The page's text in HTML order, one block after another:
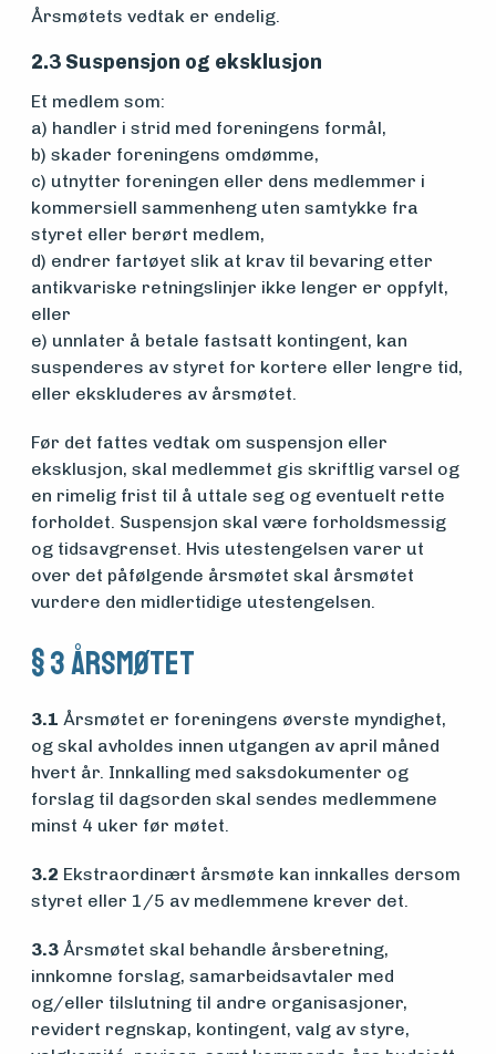
Arrangementer
Årsmøtets vedtak er endelig.
2.3 Suspensjon og eksklusjon
Et medlem som:
a) handler i strid med foreningens formål,
b) skader foreningens omdømme,
c) utnytter foreningen eller dens medlemmer i
kommersiell sammenheng uten samtykke fra
styret eller berørt medlem,
d) endrer fartøyet slik at krav til bevaring etter
antikvariske retningslinjer ikke lenger er oppfylt,
eller
e) unnlater å betale fastsatt kontingent, kan
suspenderes av styret for kortere eller lengre tid,
eller ekskluderes av årsmøtet.
Før det fattes vedtak om suspensjon eller
eksklusjon, skal medlemmet gis skriftlig varsel og
en rimelig frist til å uttale seg og eventuelt rette
forholdet. Suspensjon skal være forholdsmessig
og tidsavgrenset. Hvis utestengelsen varer ut
over det påfølgende årsmøtet skal årsmøtet
vurdere den midlertidige utestengelsen.
§ 3 Årsmøtet
3.1 Årsmøtet er foreningens øverste myndighet,
og skal avholdes innen utgangen av april måned
hvert år. Innkalling med saksdokumenter og
forslag til dagsorden skal sendes medlemmene
minst 4 uker før møtet.
3.2 Ekstraordinært årsmøte kan innkalles dersom
styret eller 1/5 av medlemmene krever det.
3.3 Årsmøtet skal behandle årsberetning,
innkomne forslag, samarbeidsavtaler med
og/eller tilslutning til andre organisasjoner,
revidert regnskap, kontingent, valg av styre,